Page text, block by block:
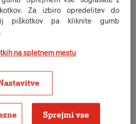
vključili vsem naročnikom
Net maxi+, Xplore TV mini, Xplore
na A1 Optiki, ki imajo trenutno eno
s,
do 1000/100 Mb/s (opcija se
opcijo do 1000/100
Posebne pogoje paketov Net in
Za izbiro opredelitev do
piškotkov pa kliknite gumb
na spletnem mestu
Sprejmi vse